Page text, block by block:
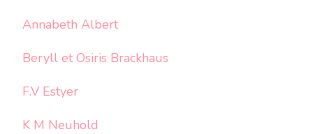
Annabeth Albert
Beryll et Osiris Brackhaus
F.V Estyer
K M Neuhold